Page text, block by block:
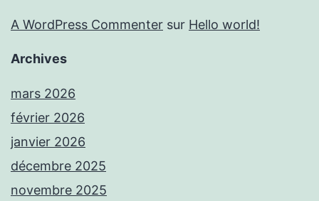
A WordPress Commenter sur Hello world!
Archives
mars 2026
février 2026
janvier 2026
décembre 2025
novembre 2025